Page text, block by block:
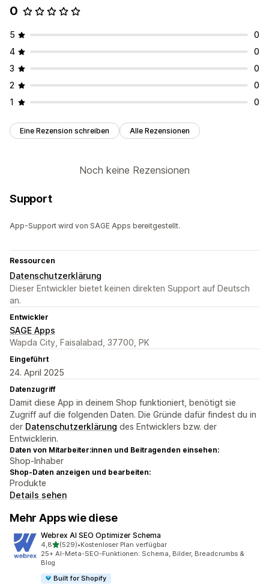
0
5
0
4
0
3
0
2
0
1
0
Eine Rezension schreiben Alle Rezensionen
Noch keine Rezensionen
Support
App-Support wird von SAGE Apps bereitgestellt.
Ressourcen
Datenschutzerklärung
Dieser Entwickler bietet keinen direkten Support auf Deutsch
an.
Entwickler
SAGE Apps
Wapda City, Faisalabad, 37700, PK
Eingeführt
24. April 2025
Datenzugriff
Damit diese App in deinem Shop funktioniert, benötigt sie
Zugriff auf die folgenden Daten. Die Gründe dafür findest du in
der Datenschutzerklärung des Entwicklers bzw. der
Entwicklerin.
Daten von Mitarbeiter:innen und Beitragenden einsehen:
Shop-Inhaber
Shop-Daten anzeigen und bearbeiten:
Produkte
Details sehen
Mehr Apps wie diese
Webrex AI SEO Optimizer Schema
4,8von 5 Sternen
(529)
529 Rezensionen insgesamt
•Kostenloser Plan verfügbar
25+ AI-Meta-SEO-Funktionen: Schema, Bilder, Breadcrumbs &
Blog
Built for Shopify